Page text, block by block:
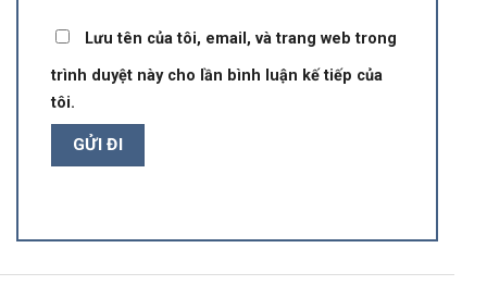
Lưu tên của tôi, email, và trang web trong
trình duyệt này cho lần bình luận kế tiếp của
tôi.